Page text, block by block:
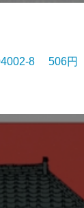
8 506円